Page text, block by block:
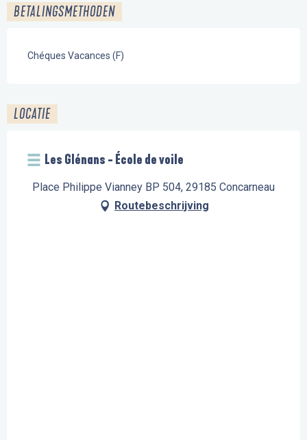
BETALINGSMETHODEN
Chéques Vacances (F)
LOCATIE
Les Glénans - École de voile
Place Philippe Vianney BP 504, 29185 Concarneau
Routebeschrijving